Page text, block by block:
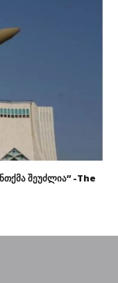
შეუძლია” -The